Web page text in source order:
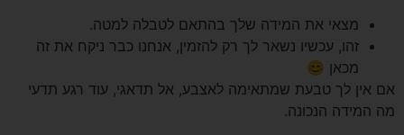
מצאי את המידה שלך בהתאם לטבלה למטה.
זהו, עכשיו נשאר לך רק להזמין, אנחנו כבר ניקח את זה
מכאן 😊
אם אין לך טבעת שמתאימה לאצבע, אל תדאגי, עוד רגע תדעי
מה המידה הנכונה.